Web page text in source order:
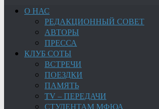
О НАС
РЕДАКЦИОННЫЙ СОВЕТ
АВТОРЫ
ПРЕССА
КЛУБ СОТЫ
ВСТРЕЧИ
ПОЕЗДКИ
ПАМЯТЬ
TV – ПЕРЕДАЧИ
СТУДЕНТАМ МФЮА